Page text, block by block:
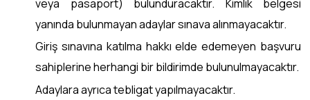
veya pasaport) bulunduracaktır. Kimlik belgesi
yanında bulunmayan adaylar sınava alınmayacaktır.
Giriş sınavına katılma hakkı elde edemeyen başvuru
sahiplerine herhangi bir bildirimde bulunulmayacaktır.
Adaylara ayrıca tebligat yapılmayacaktır.